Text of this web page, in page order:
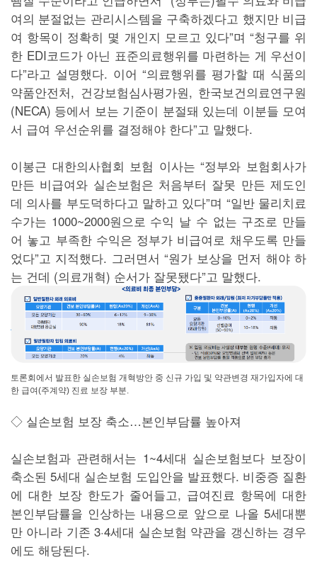
여의 분절없는 관리시스템을 구축하겠다고 했지만 비급
여 항목이 정확히 몇 개인지 모르고 있다”며 “청구를 위
한 EDI코드가 아닌 표준의료행위를 마련하는 게 우선이
다”라고 설명했다. 이어 “의료행위를 평가할 때 식품의
약품안전처, 건강보험심사평가원, 한국보건의료연구원
(NECA) 등에서 보는 기준이 분절돼 있는데 이분들 모여
서 급여 우선순위를 결정해야 한다”고 말했다.
이봉근 대한의사협회 보험 이사는 “정부와 보험회사가
만든 비급여와 실손보험은 처음부터 잘못 만든 제도인
데 의사를 부도덕하다고 말하고 있다”며 “일반 물리치료
수가는 1000~2000원으로 수익 날 수 없는 구조로 만들
어 놓고 부족한 수익은 정부가 비급여로 채우도록 만들
었다”고 지적했다. 그러면서 “원가 보상을 먼저 해야 하
는 건데 (의료개혁) 순서가 잘못됐다”고 말했다.
토론회에서 발표한 실손보험 개혁방안 중 신규 가입 및 약관변경 재가입자에 대
한 급여(주계약) 진료 보장 부분.
◇ 실손보험 보장 축소…본인부담률 높아져
실손보험과 관련해서는 1~4세대 실손보험보다 보장이
축소된 5세대 실손보험 도입안을 발표했다. 비중증 질환
에 대한 보장 한도가 줄어들고, 급여진료 항목에 대한
본인부담률을 인상하는 내용으로 앞으로 나올 5세대뿐
만 아니라 기존 3·4세대 실손보험 약관을 갱신하는 경우
에도 해당된다.